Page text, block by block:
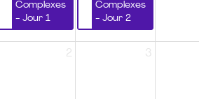
Complexes
- Jour 1
Complexes
- Jour 2
2 3